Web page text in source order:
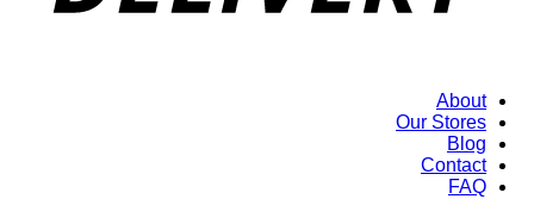
About
Our Stores
Blog
Contact
FAQ